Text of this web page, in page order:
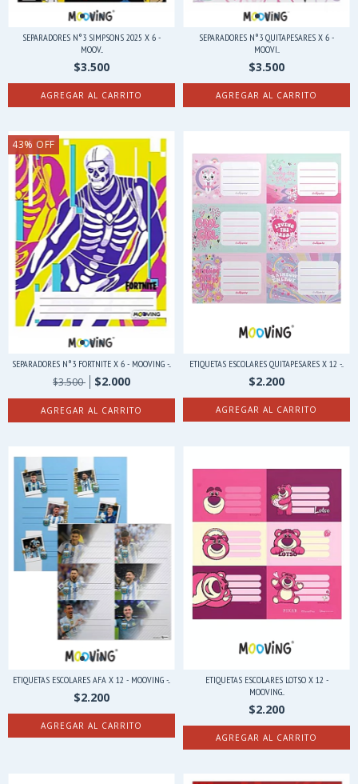
SEPARADORES N°3 SIMPSONS 2025 X 6 -
MOOV...
$3.500
SEPARADORES N°3 QUITAPESARES X 6 -
MOOVI...
$3.500
43% OFF
SEPARADORES N°3 FORTNITE X 6 - MOOVING -...
$3.500 $2.000
ETIQUETAS ESCOLARES QUITAPESARES X 12 -...
$2.200
ETIQUETAS ESCOLARES AFA X 12 - MOOVING -...
$2.200
AGREGAR AL CARRITO
ETIQUETAS ESCOLARES LOTSO X 12 -
MOOVING...
$2.200